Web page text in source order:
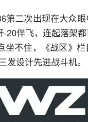
第二次出现在大众
20伴飞，连起落架
坐不住，《战区》
设计先进战斗机。